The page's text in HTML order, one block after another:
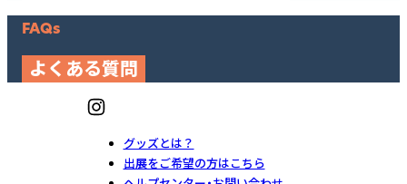
FAQs
よくある質問
グッズとは？
出展をご希望の方はこちら